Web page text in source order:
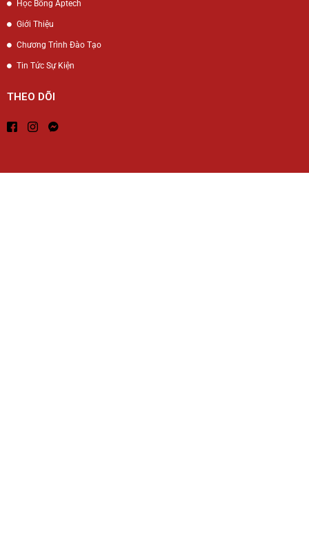
Học Bổng Aptech
Giới Thiệu
Chương Trình Đào Tạo
Tin Tức Sự Kiện
THEO DÕI